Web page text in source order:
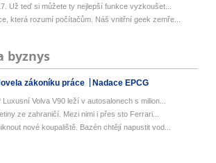
Už teď si můžete ty nejlepší funkce vyzkoušet...
která rozumí počítačům. Náš vnitřní geek zemře...
byznys
zákoníku práce Nadace EPCG
Volva V90 leží v autosalonech s milion...
ze zahraničí. Mezi nimi i přes sto Ferrari...
nové koupaliště. Bazén chtějí napustit vod...